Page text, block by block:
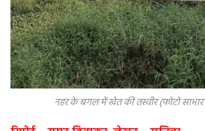
नहर के बगल में खेत की तस्वीर (फोटो